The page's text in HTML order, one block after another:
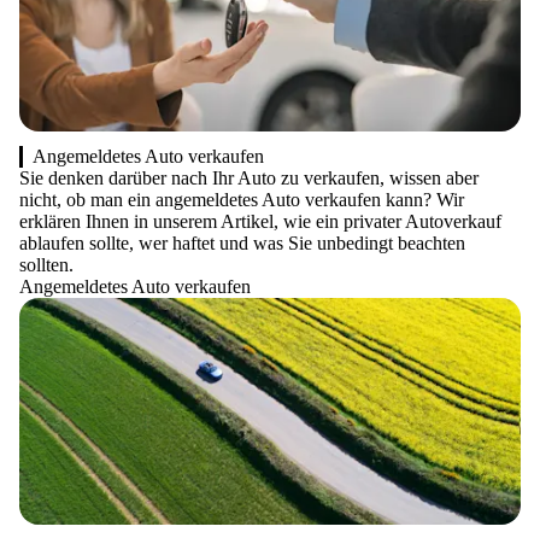
Angemeldetes Auto verkaufen
Sie denken darüber nach Ihr Auto zu verkaufen, wissen aber
nicht, ob man ein angemeldetes Auto verkaufen kann? Wir
erklären Ihnen in unserem Artikel, wie ein privater Autoverkauf
ablaufen sollte, wer haftet und was Sie unbedingt beachten
sollten.
Angemeldetes Auto verkaufen